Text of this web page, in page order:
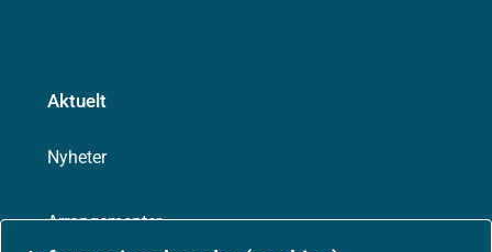
Aktuelt
Nyheter
Arrangementer